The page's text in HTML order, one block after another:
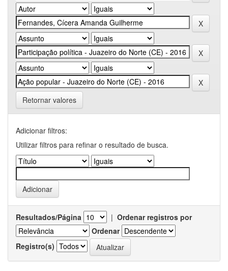
Retornar valores
Adicionar filtros:
Utilizar filtros para refinar o resultado de busca.
Resultados/Página | Ordenar registros por
Ordenar
Registro(s)